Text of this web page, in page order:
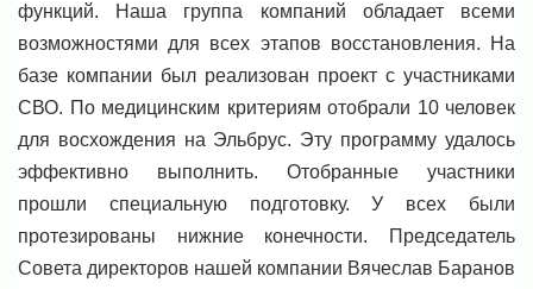
функций. Наша группа компаний обладает всеми
возможностями для всех этапов восстановления. На
базе компании был реализован проект с участниками
СВО. По медицинским критериям отобрали 10 человек
для восхождения на Эльбрус. Эту программу удалось
эффективно выполнить. Отобранные участники
прошли специальную подготовку. У всех были
протезированы нижние конечности. Председатель
Совета директоров нашей компании Вячеслав Баранов